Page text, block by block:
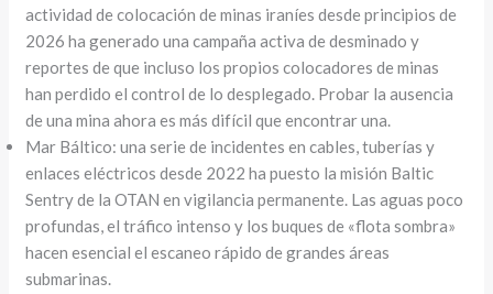
actividad de colocación de minas iraníes desde principios de
2026 ha generado una campaña activa de desminado y
reportes de que incluso los propios colocadores de minas
han perdido el control de lo desplegado. Probar la ausencia
de una mina ahora es más difícil que encontrar una.
Mar Báltico: una serie de incidentes en cables, tuberías y
enlaces eléctricos desde 2022 ha puesto la misión Baltic
Sentry de la OTAN en vigilancia permanente. Las aguas poco
profundas, el tráfico intenso y los buques de «flota sombra»
hacen esencial el escaneo rápido de grandes áreas
submarinas.